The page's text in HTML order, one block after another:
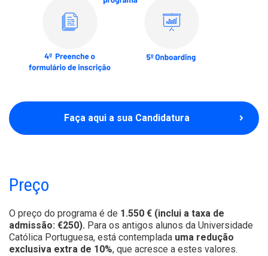
Faça aqui a sua Candidatura
Preço
O preço do programa é de 1.550 € (inclui a taxa de
admissão: €250). Para os antigos alunos da Universidade
Católica Portuguesa, está contemplada uma redução
exclusiva extra de 10%, que acresce a estes valores.